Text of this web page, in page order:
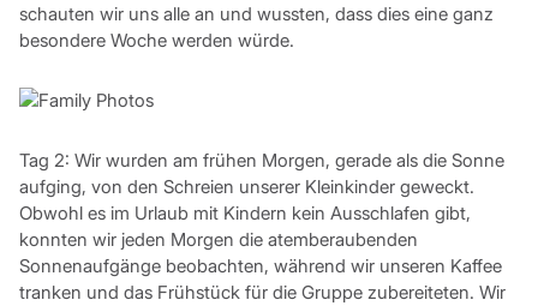
schauten wir uns alle an und wussten, dass dies eine ganz
besondere Woche werden würde.
Tag 2: Wir wurden am frühen Morgen, gerade als die Sonne
aufging, von den Schreien unserer Kleinkinder geweckt.
Obwohl es im Urlaub mit Kindern kein Ausschlafen gibt,
konnten wir jeden Morgen die atemberaubenden
Sonnenaufgänge beobachten, während wir unseren Kaffee
tranken und das Frühstück für die Gruppe zubereiteten. Wir